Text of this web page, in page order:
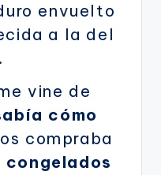
envuelto
a la del
vine de
cómo
compraba
congelados